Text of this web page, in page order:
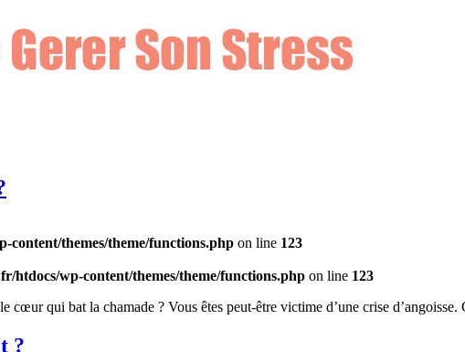
content/themes/theme/functions.php on line 123
htdocs/wp-content/themes/theme/functions.php on line 123
cœur qui bat la chamade ? Vous êtes peut-être victime d’une crise
?